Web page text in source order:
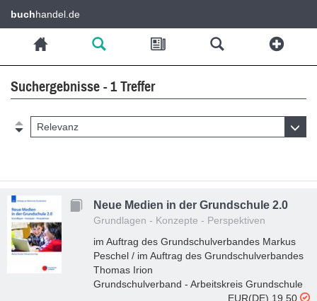
buchhandel.de
Suchergebnisse - 1 Treffer
Relevanz
Neue Medien in der Grundschule 2.0
Grundlagen - Konzepte - Perspektiven
im Auftrag des Grundschulverbandes Markus
Peschel / im Auftrag des Grundschulverbandes
Thomas Irion
Grundschulverband - Arbeitskreis Grundschule
EUR(DE) 19,50